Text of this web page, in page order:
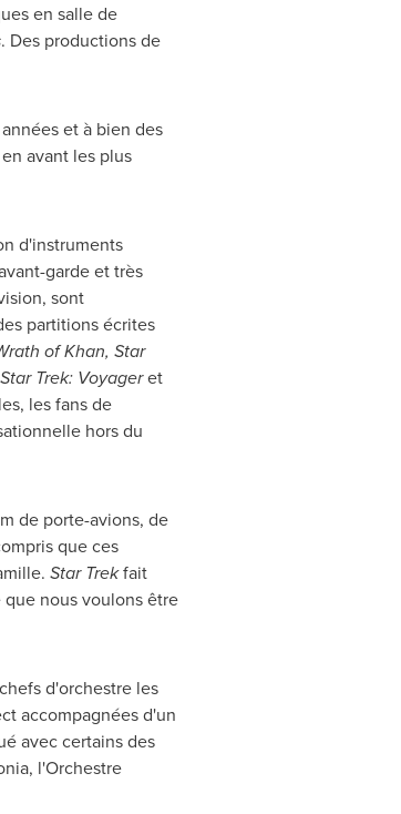
en salle de
. Des productions de
et à bien des
avant les plus
d'instruments
garde et très
sont
partitions écrites
of Khan, Star
Trek: Voyageret
les fans de
hors du
de porte-avions, de
que ces
Star Trekfait
nous voulons être
d'orchestre les
accompagnées d'un
avec certains des
l'Orchestre